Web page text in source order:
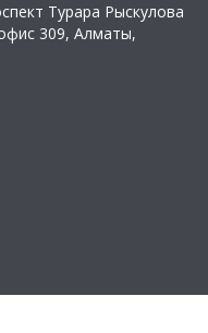
Турара Рыскулова
309, Алматы,